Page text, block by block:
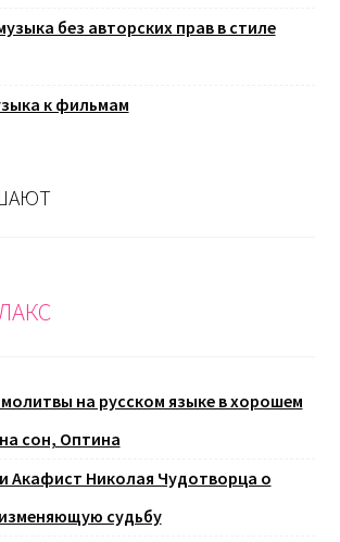
без авторских прав в стиле
к фильмам
на русском языке в хорошем
сон, Оптина
Акафист Николая Чудотворца о
судьбу